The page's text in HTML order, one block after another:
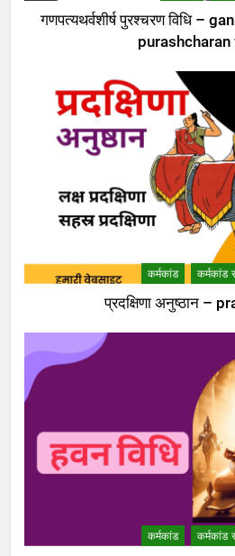
गणपत्यथर्वशीर्ष पुरश्चरण विधि –
purashcharan
कर्मकांड कर्मकांड
प्रदक्षिणा अनुष्ठान –
कर्मकांड कर्मकांड
5
शंकराचार्य
पानी तो ढूंढ लो
विमर्श